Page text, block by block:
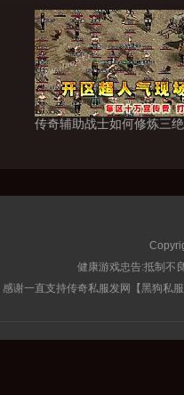
传奇辅助战士如何修炼三
健康游戏忠告:抵制不
感谢一直支持传奇私服发网【黑狗私